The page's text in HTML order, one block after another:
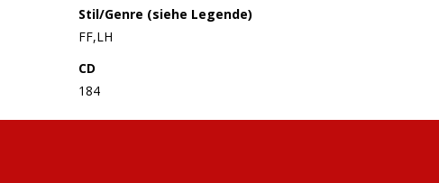
Stil/Genre (siehe Legende)
FF,LH
CD
184